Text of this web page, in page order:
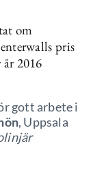
om
pris
2016
gott arbete i
, Uppsala